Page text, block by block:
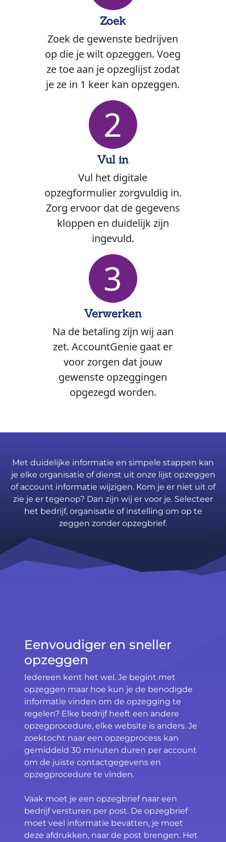
Zoek
Zoek de gewenste bedrijven
op die je wilt opzeggen. Voeg
ze toe aan je opzeglijst zodat
je ze in 1 keer kan opzeggen.
2
Vul in
Vul het digitale
opzegformulier zorgvuldig in.
Zorg ervoor dat de gegevens
kloppen en duidelijk zijn
ingevuld.
3
Verwerken
Na de betaling zijn wij aan
zet. AccountGenie gaat er
voor zorgen dat jouw
gewenste opzeggingen
opgezegd worden.
Met duidelijke informatie en simpele stappen kan
je elke organisatie of dienst uit onze lijst opzeggen
of account informatie wijzigen. Kom je er niet uit of
zie je er tegenop? Dan zijn wij er voor je. Selecteer
het bedrijf, organisatie of instelling om op te
zeggen zonder opzegbrief.
Eenvoudiger en sneller
opzeggen
Iedereen kent het wel. Je begint met
opzeggen maar hoe kun je de benodigde
informatie vinden om de opzegging te
regelen? Elke bedrijf heeft een andere
opzegprocedure, elke website is anders. Je
zoektocht naar een opzegprocess kan
gemiddeld 30 minuten duren per account
om de juiste contactgegevens en
opzegprocedure te vinden.
Vaak moet je een opzegbrief naar een
bedrijf versturen per post. De opzegbrief
moet veel informatie bevatten, je moet
deze afdrukken, naar de post brengen. Het